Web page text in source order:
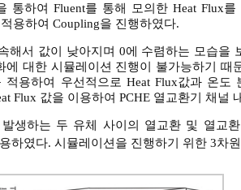
통하여 Fluent를 통해 모의한 Heat Flux
용하여 Coupling을 진행하였다.
해서 값이 낮아지며 0에 수렴하는 모습을
에 대한 시뮬레이션 진행이 불가능하기
적용하여 우선적으로 Heat Flux값과 온도
Flux 값을 이용하여 PCHE 열교환기 채
발생하는 두 유체 사이의 열교환 및 열교
하였다. 시뮬레이션을 진행하기 위한 3차